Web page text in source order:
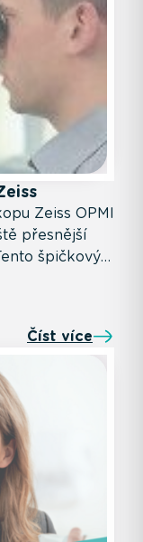
Zeiss OPMI
přesnější
špičkový
nejmenší
úsměv.
Číst více